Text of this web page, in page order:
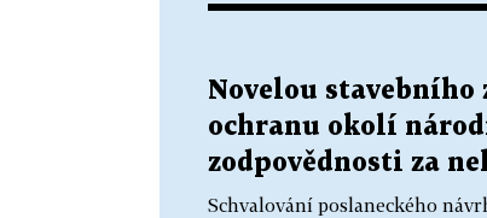
Novelou
ochranu okolí
zodpovědnosti za
Schvalování poslaneckého